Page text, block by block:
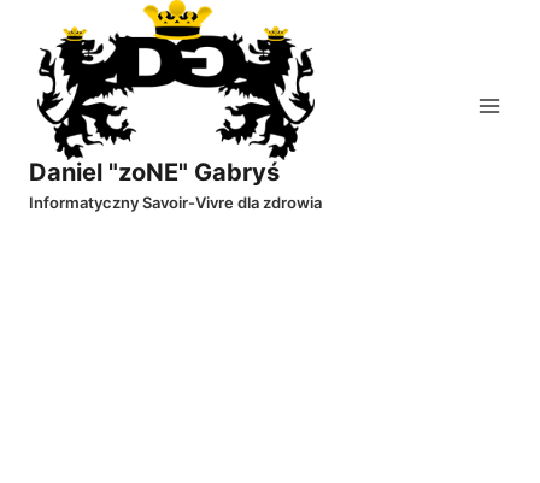
treści
Daniel "zoNE" Gabryś
Informatyczny Savoir-Vivre dla zdrowia